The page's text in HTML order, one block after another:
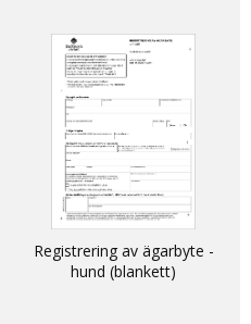
Registrering av ägarbyte -
hund (blankett)